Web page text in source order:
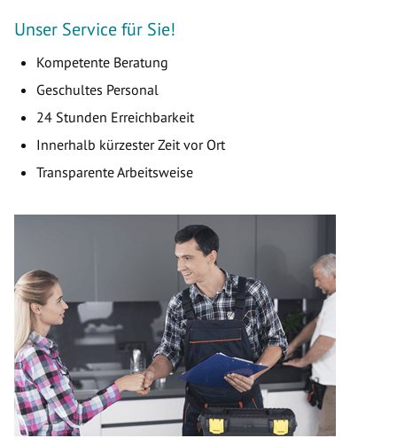
Unser Service für Sie!
Kompetente Beratung
Geschultes Personal
24 Stunden Erreichbarkeit
Innerhalb kürzester Zeit vor Ort
Transparente Arbeitsweise